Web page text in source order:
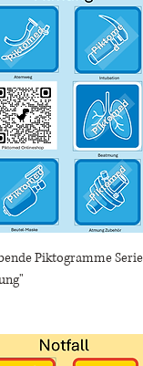
Piktogramme